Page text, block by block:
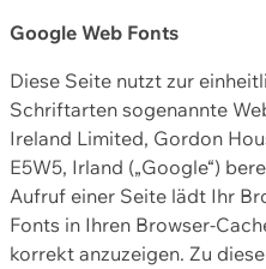
Google Web Fonts
Diese Seite nutzt zur
Schriftarten sogenannte
Ireland Limited, Gordon
E5W5, Irland („Google“)
Aufruf einer Seite lädt Ihr
Fonts in Ihren Browser-
korrekt anzuzeigen. Zu